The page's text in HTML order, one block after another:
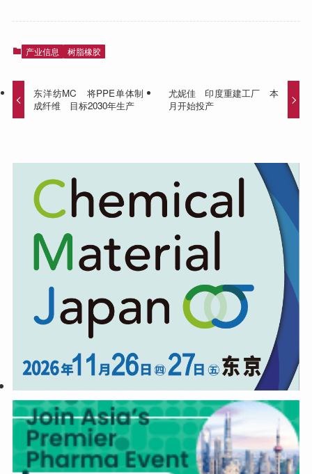
产业信息 树脂橡胶
东洋纺MC 将PPE单体制
成纤维 目标2030年生产
尤妮佳 印度重建工厂 本
月开始投产